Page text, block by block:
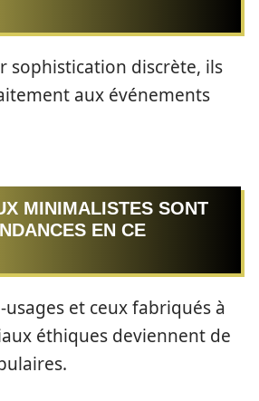
sophistication discrète, ils
aux événements
MINIMALISTES SONT
EN CE
et ceux fabriqués à
éthiques deviennent de